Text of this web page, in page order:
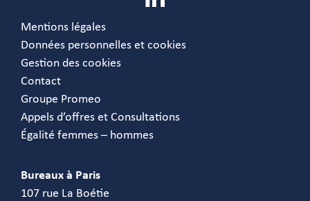
Mentions légales
Données personnelles et cookies
Gestion des cookies
Contact
Groupe Promeo
Appels d’offres et Consultations
Égalité femmes – hommes
Bureaux à Paris
107 rue La Boétie